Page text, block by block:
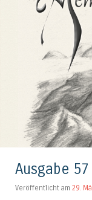
Ausgabe 57
Veröffentlicht am 29.